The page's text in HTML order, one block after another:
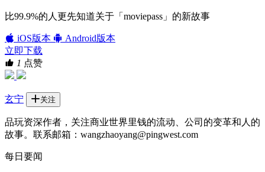
比99.9%的人更先知道关于「moviepass」的新故事
iOS版本
Android版本
立即下载
1 点赞
玄宁 关注
品玩资深作者，关注商业世界里钱的流动、公司的变革和人的
故事。联系邮箱：wangzhaoyang@pingwest.com
每日要闻